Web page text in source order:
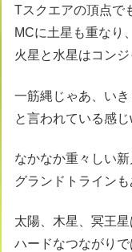
Tスクエアの頂点で
MCに土星も重なり、
火星と水星はコンジ
一筋縄じゃあ、いき
と言われている感
なかなか重々しい
グランドトライン
太陽、木星、冥王星
ハードなつながり